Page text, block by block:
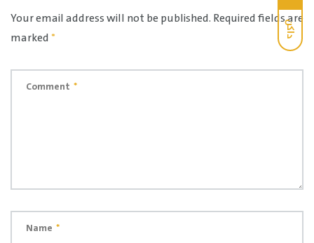
داكن
Your email address will not be published. Required fields are
marked*
Comment *
Name *